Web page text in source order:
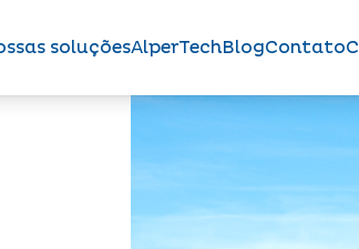
soluçõesAlperTechBlogContato